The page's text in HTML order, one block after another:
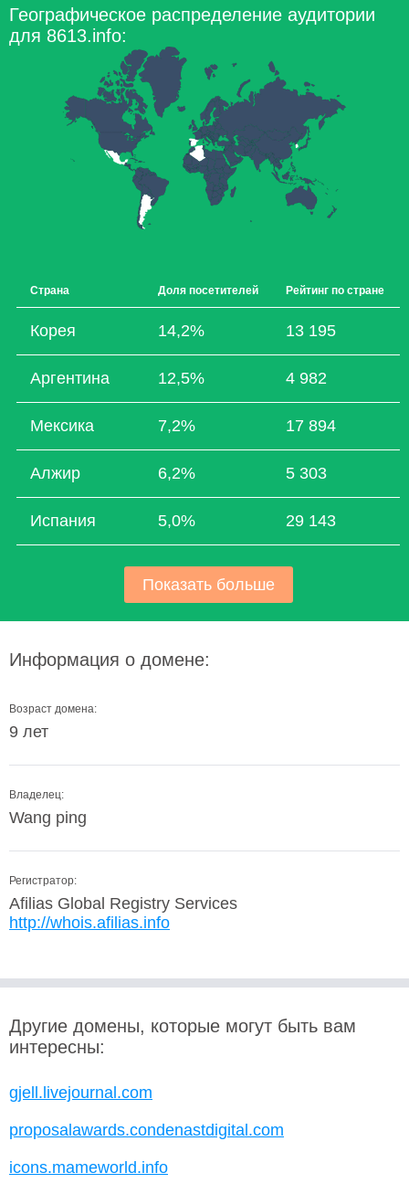
Географическое распределение аудитории
для 8613.info:
Страна Доля посетителей Рейтинг по стране
Корея 14,2% 13 195
Аргентина 12,5% 4 982
Мексика 7,2% 17 894
Алжир 6,2% 5 303
Испания 5,0% 29 143
Показать больше
Информация о домене:
Возраст домена:
9 лет
Владелец:
Wang ping
Регистратор:
Afilias Global Registry Services
http://whois.afilias.info
Другие домены, которые могут быть вам
интересны:
gjell.livejournal.com
proposalawards.condenastdigital.com
icons.mameworld.info